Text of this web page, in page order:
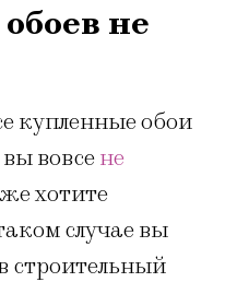
не
купленные обои
вовсене
хотите
случае вы
строительный